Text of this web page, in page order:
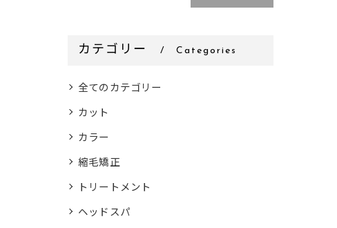
カテゴリー Categories
全てのカテゴリー
カット
カラー
縮毛矯正
トリートメント
ヘッドスパ